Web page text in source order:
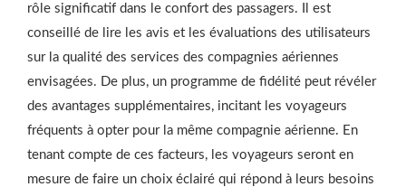
rôle significatif dans le confort des passagers. Il est
conseillé de lire les avis et les évaluations des utilisateurs
sur la qualité des services des compagnies aériennes
envisagées. De plus, un programme de fidélité peut révéler
des avantages supplémentaires, incitant les voyageurs
fréquents à opter pour la même compagnie aérienne. En
tenant compte de ces facteurs, les voyageurs seront en
mesure de faire un choix éclairé qui répond à leurs besoins